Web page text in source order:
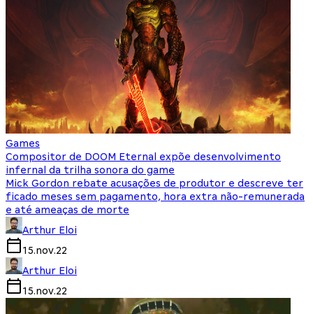
Games
Compositor de DOOM Eternal expõe desenvolvimento
infernal da trilha sonora do game
Mick Gordon rebate acusações de produtor e descreve ter
ficado meses sem pagamento, hora extra não-remunerada
e até ameaças de morte
Arthur Eloi
15.nov.22
Arthur Eloi
15.nov.22